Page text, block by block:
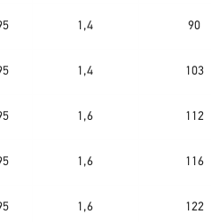
1,4 90
1,4 103
1,6 112
1,6 116
1,6 122